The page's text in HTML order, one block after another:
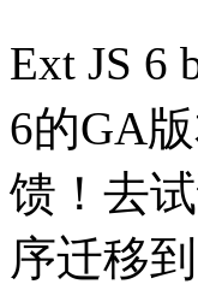
Ext JS 6
6的GA
馈！去
序迁移